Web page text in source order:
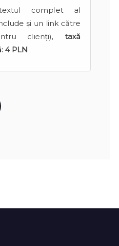
complet al
și un link către
clienți), taxă
4 PLN